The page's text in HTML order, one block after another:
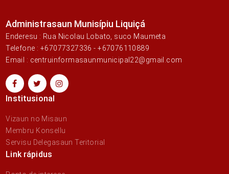
Administrasaun Munisípiu Liquiçá
Enderesu : Rua Nicolau Lobato, suco Maumeta
Telefone : +67077327336 - +67076110889
Email : centruinformasaunmunicipal22@gmail.com
Institusional
Vizaun no Misaun
Membru Konsellu
Servisu Delegasaun Teritorial
Link rápidus